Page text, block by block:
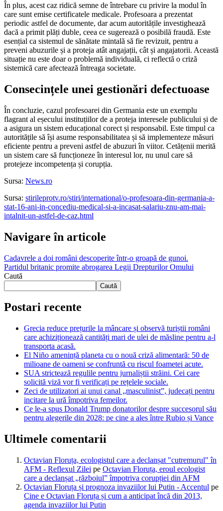
În plus, acest caz ridică semne de întrebare cu privire la modul în
care sunt emise certificatele medicale. Profesoara a prezentat
periodic astfel de documente, dar acum autoritățile investighează
dacă a primit plăți duble, ceea ce sugerează o posibilă fraudă. Este
esențial ca sistemul de sănătate mintală să fie revizuit, pentru a
preveni abuzurile și a proteja atât angajații, cât și angajatorii. Această
situație nu este doar o problemă individuală, ci reflectă o criză
sistemică care afectează întreaga societate.
Consecințele unei gestionări defectuoase
În concluzie, cazul profesoarei din Germania este un exemplu
flagrant al eșecului instituțiilor de a proteja interesele publicului și de
a asigura un sistem educațional corect și responsabil. Este timpul ca
autoritățile să își asume responsabilitatea și să implementeze măsuri
eficiente pentru a preveni astfel de abuzuri în viitor. Cetățenii merită
un sistem care să funcționeze în interesul lor, nu unul care să
protejeze incompetența și corupția.
Sursa: News.ro
Sursa: stirileprotv.ro/stiri/international/o-profesoara-din-germania-a-
stat-16-ani-in-concediu-medical-si-a-incasat-salariu-znu-am-mai-
intalnit-un-astfel-de-caz.html
Navigare în articole
Cadavrele a doi români descoperite într-o groapă de gunoi.
Partidul britanic promite abrogarea Legii Drepturilor Omului
Caută
Caută
Postari recente
Grecia reduce prețurile la mâncare și observă turiștii români
care achiziționează cantități mari de ulei de măsline pentru a-l
transporta acasă.
El Niño amenință planeta cu o nouă criză alimentară: 50 de
milioane de oameni se confruntă cu riscul foametei acute.
SUA strictează regulile pentru jurnaliștii străini. Cei care
solicită viză vor fi verificați pe rețelele sociale.
Zeci de utilizatori ai unui canal „masculinist”, judecați pentru
incitare la ură împotriva femeilor.
Ce le-a spus Donald Trump donatorilor despre succesorul său
pentru alegerile din 2028: pe cine a ales între Rubio și Vance
Ultimele comentarii
Octavian Floruța, ecologistul care a declanșat "cutremurul" în
AFM - Reflexul Zilei pe Octavian Floruța, eroul ecologist
care a declanșat „războiul” împotriva corupției din AFM
Octavian Floruța și prognoza invaziilor lui Putin - Accentul pe
Cine e Octavian Floruța și cum a anticipat încă din 2013,
agenda invaziilor lui Putin